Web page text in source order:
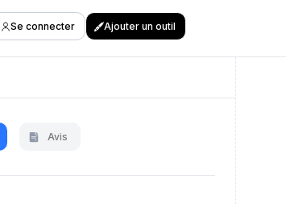
Se connecter Ajouter un outil
Avis